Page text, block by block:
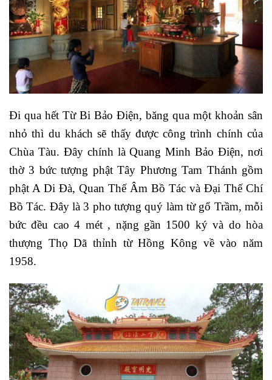
Đi qua hết Từ Bi Bảo Điện, băng qua một khoản sân
nhỏ thì du khách sẽ thấy được công trình chính của
Chùa Tàu. Đây chính là Quang Minh Bảo Điện, nơi
thờ 3 bức tượng phật Tây Phương Tam Thánh gồm
phật A Di Đà, Quan Thế Âm Bồ Tác và Đại Thế Chí
Bồ Tác. Đây là 3 pho tượng quý làm từ gổ Trầm, mỗi
bức đều cao 4 mét , nặng gần 1500 ký và do hòa
thượng Thọ Dã thỉnh từ Hồng Kông về vào năm
1958.